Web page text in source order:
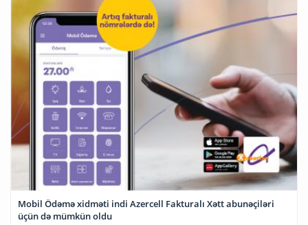
Mobil Ödəmə xidməti indi Azercell Fakturalı Xətt abunəçiləri
üçün də mümkün oldu